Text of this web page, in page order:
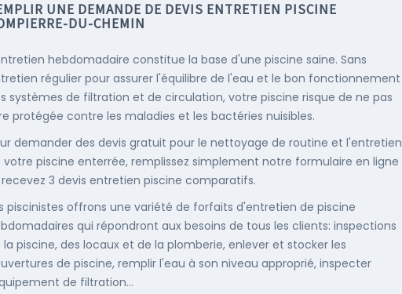
UNE DEMANDE DE DEVIS ENTRETIEN PISCINE
DU-CHEMIN
hebdomadaire constitue la base d'une piscine saine. Sans
régulier pour assurer l'équilibre de l'eau et le bon fonctionnement
systèmes de filtration et de circulation, votre piscine risque de ne pas
protégée contre les maladies et les bactéries nuisibles.
demander des devis gratuit pour le nettoyage de routine et l'entretien
votre piscine enterrée, remplissez simplement notre formulaire en ligne
3 devis entretien piscine comparatifs.
piscinistes offrons une variété de forfaits d'entretien de piscine
qui répondront aux besoins de tous les clients: inspections
la piscine, des locaux et de la plomberie, enlever et stocker les
de piscine, remplir l'eau à son niveau approprié, inspecter
de filtration...